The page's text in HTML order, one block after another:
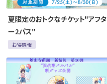
夏限定のおトクなチケット"アフタ
ー2パス"
お得情報